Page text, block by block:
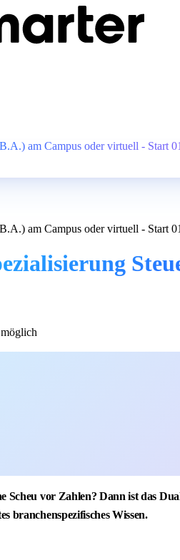
am Campus oder virtuell - Start
am Campus oder virtuell - Start
Scheu vor Zahlen? Dann ist das
branchenspezifisches Wissen.